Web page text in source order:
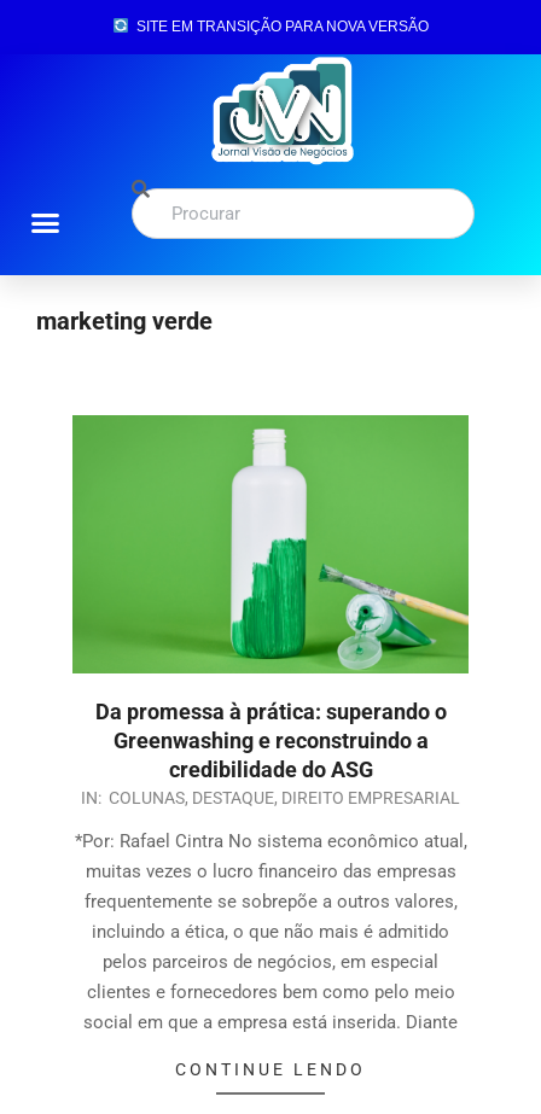
SITE EM TRANSIÇÃO PARA NOVA VERSÃO
marketing verde
Da promessa à prática: superando o
Greenwashing e reconstruindo a
credibilidade do ASG
IN: COLUNAS, DESTAQUE, DIREITO EMPRESARIAL
*Por: Rafael Cintra No sistema econômico atual,
muitas vezes o lucro financeiro das empresas
frequentemente se sobrepõe a outros valores,
incluindo a ética, o que não mais é admitido
pelos parceiros de negócios, em especial
clientes e fornecedores bem como pelo meio
social em que a empresa está inserida. Diante
CONTINUE LENDO